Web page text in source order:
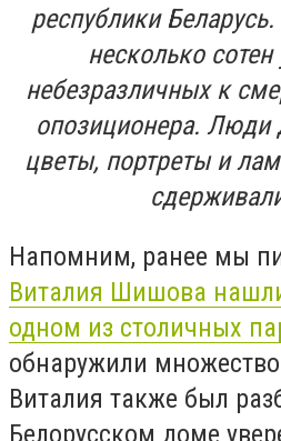
республики
несколько сотен
небезразличных к
опозиционера. Люди
цветы, портреты и
Напомним, ранее мы
Виталия Шишова
одном из столичных
обнаружили
Виталия также был
Белорусском доме